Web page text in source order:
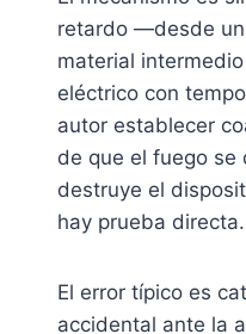
retardo —desde
material
eléctrico con
autor establecer
de que el fuego se
destruye el
hay prueba directa.
El error típico es
accidental ante la